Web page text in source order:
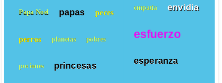
empatía envidia
esfuerzo
esperanza
Papa Noel papas peces
perros planetas pobres
pociones princesas